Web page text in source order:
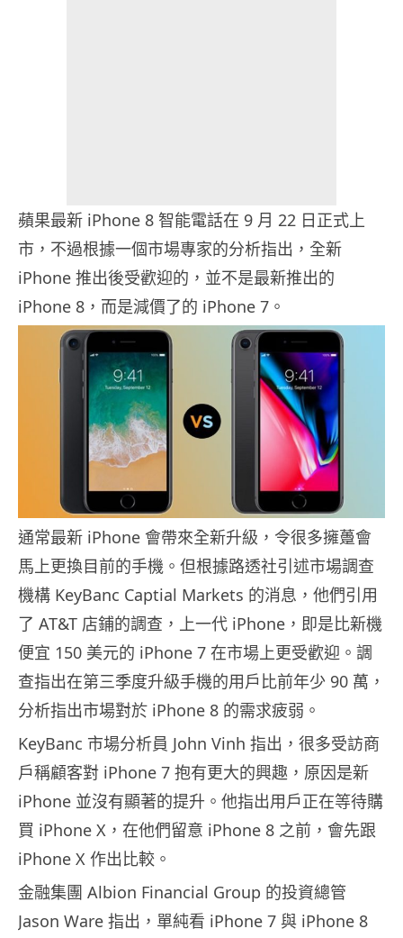
蘋果最新 iPhone 8 智能電話在 9 月 22 日正式上
市，不過根據一個市場專家的分析指出，全新
iPhone 推出後受歡迎的，並不是最新推出的
iPhone 8，而是減價了的 iPhone 7。
通常最新 iPhone 會帶來全新升級，令很多擁躉會
馬上更換目前的手機。但根據路透社引述市場調查
機構 KeyBanc Captial Markets 的消息，他們引用
了 AT&T 店鋪的調查，上一代 iPhone，即是比新機
便宜 150 美元的 iPhone 7 在市場上更受歡迎。調
查指出在第三季度升級手機的用戶比前年少 90 萬，
分析指出市場對於 iPhone 8 的需求疲弱。
KeyBanc 市場分析員 John Vinh 指出，很多受訪商
戶稱顧客對 iPhone 7 抱有更大的興趣，原因是新
iPhone 並沒有顯著的提升。他指出用戶正在等待購
買 iPhone X，在他們留意 iPhone 8 之前，會先跟
iPhone X 作出比較。
金融集團 Albion Financial Group 的投資總管
Jason Ware 指出，單純看 iPhone 7 與 iPhone 8